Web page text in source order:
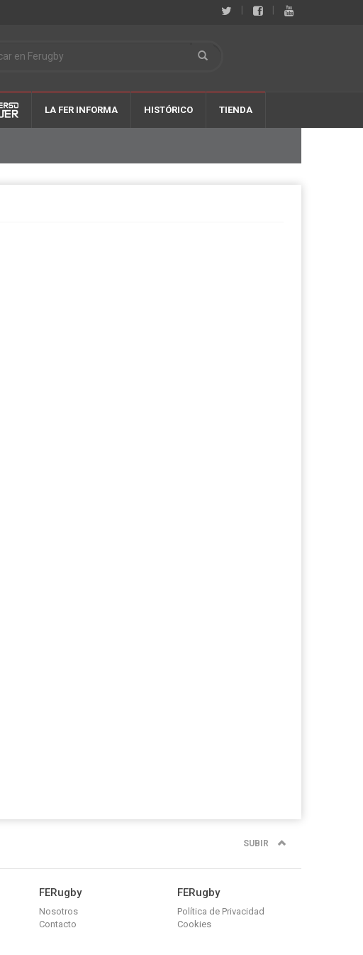
LA FER INFORMA HISTÓRICO TIENDA
SUBIR
FERugby
Nosotros
Contacto
FERugby
Política de Privacidad
Cookies